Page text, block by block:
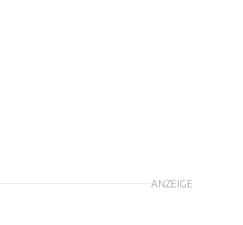
ANZEIGE